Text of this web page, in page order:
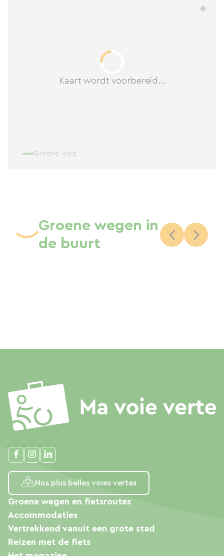
Kaart wordt voorbereid...
Groene weg
Groene wegen in
de buurt
Nos plus belles voies vertes
Groene wegen en fietsroutes
Accommodaties
Vertrekkend vanuit een grote stad
Reizen met de fiets